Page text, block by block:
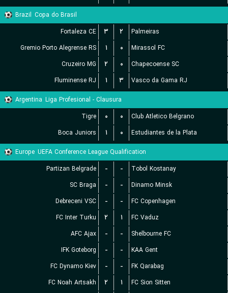
Brazil Copa do Brasil
Fortaleza CE
۳ ۲
Palmeiras
Gremio Porto Alegrense RS
۱ ۰
Mirassol FC
Cruzeiro MG
۲ ۰
Chapecoense SC
Fluminense RJ
۱ ۳
Vasco da Gama RJ
Argentina Liga Profesional - Clausura
Tigre
۰ ۰
Club Atletico Belgrano
Boca Juniors
۱ ۰
Estudiantes de la Plata
Europe UEFA Conference League Qualification
Partizan Belgrade
- -
Tobol Kostanay
SC Braga
- -
Dinamo Minsk
Debreceni VSC
- -
FC Copenhagen
FC Inter Turku
۲ ۱
FC Vaduz
AFC Ajax
- -
Shelbourne FC
IFK Goteborg
- -
KAA Gent
FC Dynamo Kiev
- -
FK Qarabag
FC Noah Artsakh
۲ ۱
FC Sion Sitten